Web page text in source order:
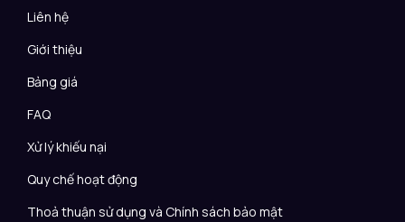
Liên hệ
Giới thiệu
Bảng giá
FAQ
Xử lý khiếu nại
Quy chế hoạt động
Thoả thuận sử dụng và Chính sách bảo mật